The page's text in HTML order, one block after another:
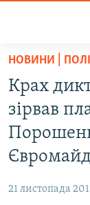
Перейти
основного
матеріалу
Перейти
до
основної
Перейти
ВСЕ ЗА ДОБУ
СТАТТІ
ВІЙНА
ДОНБАС.РЕАЛІЇ
НОВИНИ |
Крах
зірвав
21 листопада